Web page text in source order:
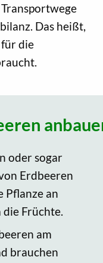
Das heißt,
für die
oder sogar
Erdbeeren
Pflanze an
Früchte.
am
brauchen